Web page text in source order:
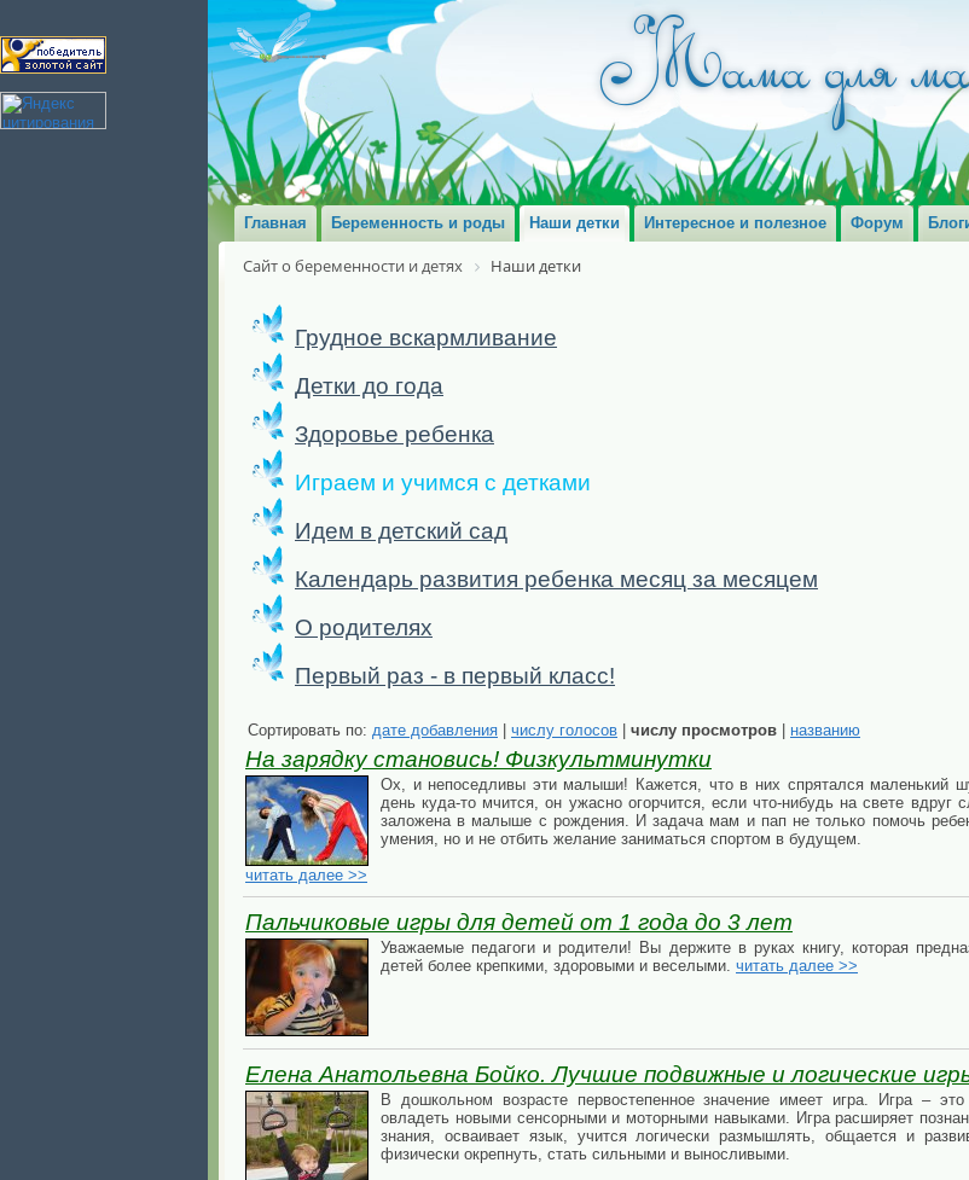
Главная Беременность и роды Наши детки Интересное и полезное Форум
Сайт о беременности и детях Наши детки
Грудное вскармливание
Детки до года
Здоровье ребенка
Играем и учимся с детками
Идем в детский сад
Календарь развития ребенка месяц за месяцем
О родителях
Первый раз - в первый класс!
Сортировать по: дате добавления числу голосов числу просмотров названию
На зарядку становись! Физкультминутки
Ох, и непоседливы эти малыши! Кажется, что в них спрятался маленький
день куда-то мчится, он ужасно огорчится, если что-нибудь на свете вдруг
заложена в малыше с рождения. И задача мам и пап не только помочь
умения, но и не отбить желание заниматься спортом в будущем.
читать далее >>
Пальчиковые игры для детей от 1 года до 3 лет
Уважаемые педагоги и родители! Вы держите в руках книгу, которая
детей более крепкими, здоровыми и веселыми. читать далее >>
Елена Анатольевна Бойко. Лучшие подвижные и логические
В дошкольном возрасте первостепенное значение имеет игра. Игра –
овладеть новыми сенсорными и моторными навыками. Игра расширяет
знания, осваивает язык, учится логически размышлять, общается и
физически окрепнуть, стать сильными и выносливыми.